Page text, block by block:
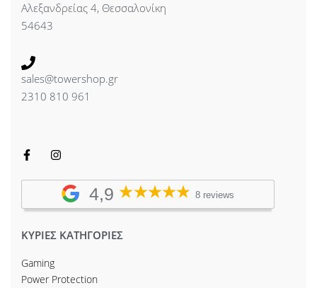
Αλεξανδρείας 4, Θεσσαλονίκη
54643
sales@towershop.gr
2310 810 961
4,9 8 reviews
ΚΥΡΙΕΣ ΚΑΤΗΓΟΡΙΕΣ
Gaming
Power Protection